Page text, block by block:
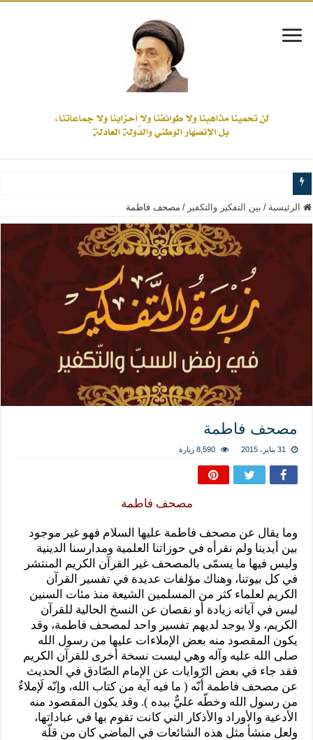
www.alamine.net
مواقف وآراء العلاّمة السيد علي الأمين من الأحداث والقضايا - اضغط للاطلاع
إذا كان التسنن هو الإيمان بسنة رسول الله ( صلى الله عليه وآله) فكلّ
علاقات المذاهب والأديان لا يجوز أن تكون على حساب الأوطان
لن تحمينا مذاهبنا ولا طوائفنا ولا أحزابنا ولا جماعاتنا، بل الإنصهار الوطني والدولة
المذاهب ليست قدرًا لا يمكن تجاوزه
ليست المنفعة تأتي من إسلامية النّظام كما لا تأتي المضرة من مسيحية النظام
المتهاون بوطنه متهاون بدينه حتماً
نسج العلاقة مع الآخر تكون من خلال منظومة القيم و المبادئ الانسانية التي تجعل
الرئيسية / بين التفكير والتكفير / مصحف فاطمة
مصحف فاطمة
31 يناير، 2015 8,590 زيارة
مصحف فاطمة
وما يقال عن مصحف فاطمة عليها السلام فهو غير موجود
بين أيدينا ولم نقرأه في حوزاتنا العلمية ومدارسنا الدينية
وليس فيها ما يسمّى بالمصحف غير القرآن الكريم المنتشر
في كل بيوتنا، وهناك مؤلفات عديدة في تفسير القرآن
الكريم لعلماء كثر من المسلمين الشيعة منذ مئات السنين
ليس في آياته زيادة أو نقصان عن النسخ الحالية للقرآن
الكريم، ولا يوجد لديهم تفسير واحد لمصحف فاطمة، وقد
يكون المقصود منه بعض الإملاءات عليها من رسول الله
صلى الله عليه وآله وهي ليست نسخة أخرى للقرآن الكريم
فقد جاء في بعض الرّوايات عن الإمام الصّادق في الحديث
عن مصحف فاطمة أنّه ( ما فيه آية من كتاب الله، وإنّه لَإملاءٌ
من رسول الله وخطّه عليٌّ بيده ). وقد يكون المقصود منه
الأدعية والأوراد والأذكار التي كانت تقوم بها في عباداتها،
ولعل منشأ مثل هذه الشائعات في الماضي كان من قلّة